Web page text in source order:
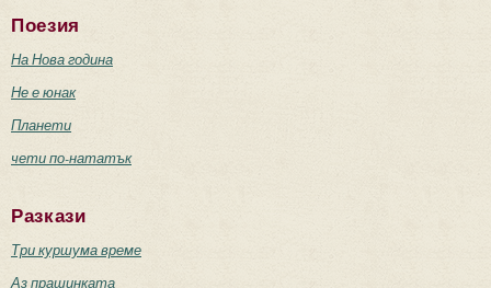
Поезия
На Нова година
Не е юнак
Планети
чети по-нататък
Разкази
Три куршума време
Аз прашинката